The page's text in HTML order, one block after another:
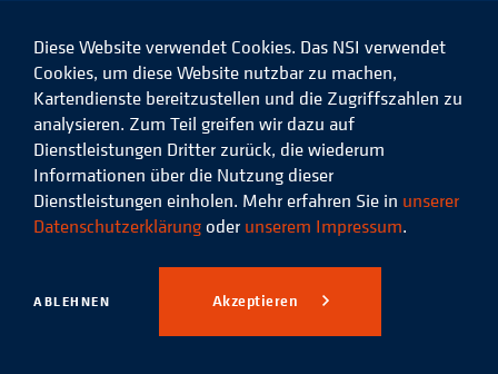
Das
NSI
Facebook
Das
NSI
auf
LinkedIn
Das
NSI
auf
Instagram
Das
Xing
© 2026 Niedersächsisches
Studieninstitut für kommunale
Verwaltung e.V.
Datenschutz Impressum
Diese Website verwendet Cookies. Das NSI verwendet
Cookies, um diese Website nutzbar zu machen,
Kartendienste bereitzustellen und die Zugriffszahlen zu
analysieren. Zum Teil greifen wir dazu auf
Dienstleistungen Dritter zurück, die wiederum
Informationen über die Nutzung dieser
Dienstleistungen einholen. Mehr erfahren Sie in unserer
Datenschutzerklärung oder unserem Impressum.
ABLEHNEN Akzeptieren